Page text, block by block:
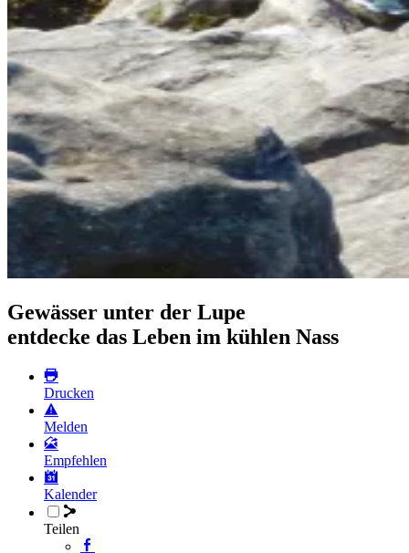
Gewässer unter der Lupe
entdecke das Leben im kühlen Nass
Drucken
Melden
Empfehlen
Kalender
Teilen